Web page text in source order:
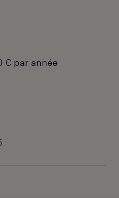
€ par année